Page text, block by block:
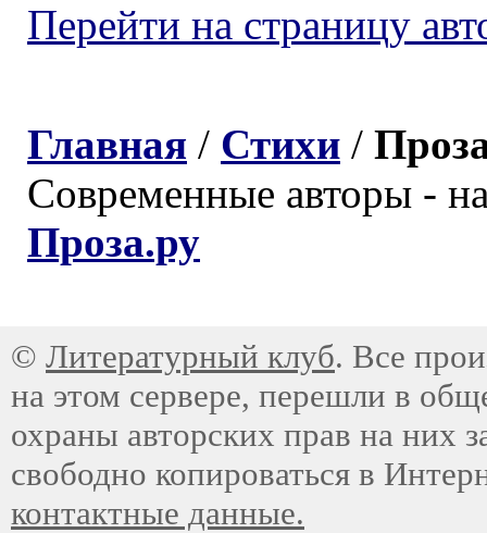
Перейти на страницу
Главная / Стихи /
Современные авторы -
Проза.ру
© Литературный клуб. Все
на этом сервере, перешли в
охраны авторских прав на них
свободно копироваться в
контактные данные.